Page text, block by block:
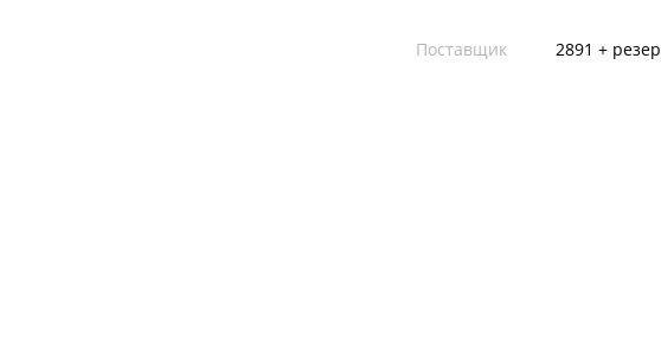
Поставщик 2891 +